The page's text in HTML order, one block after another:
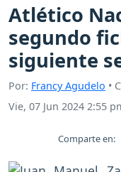
Atlético
segundo
siguiente
Por: Francy Agudelo •
Vie, 07 Jun 2024 2:55
Comparte en: